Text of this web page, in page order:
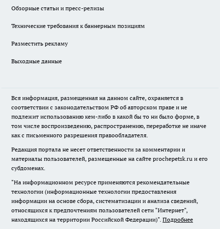
Обзорные статьи и пресс-релизы
Технические требования к баннерным позициям
Разместить рекламу
Выходные данные
Вся информация, размещенная на данном сайте, охраняется в
соответствии с законодательством РФ об авторском праве и не
подлежит использованию кем-либо в какой бы то ни было форме, в
том числе воспроизведению, распространению, переработке не иначе
как с письменного разрешения правообладателя.
Редакция портала не несет ответственности за комментарии и
материалы пользователей, размещенные на сайте prochepetsk.ru и его
субдоменах.
"На информационном ресурсе применяются рекомендательные
технологии (информационные технологии предоставления
информации на основе сбора, систематизации и анализа сведений,
относящихся к предпочтениям пользователей сети "Интернет",
находящихся на территории Российской Федерации)". Подробнее